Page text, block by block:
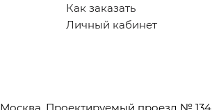
Как заказать
Личный кабинет